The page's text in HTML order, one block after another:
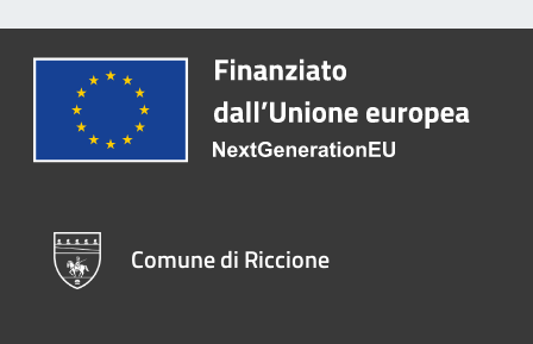
Comune di Riccione